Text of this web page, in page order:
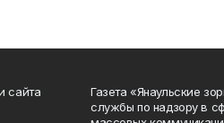
сайта
Газета «Янаульские
службы по надзору в